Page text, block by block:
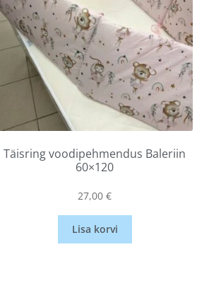
Täisring voodipehmendus Baleriin
60×120
27,00€
Lisa korvi